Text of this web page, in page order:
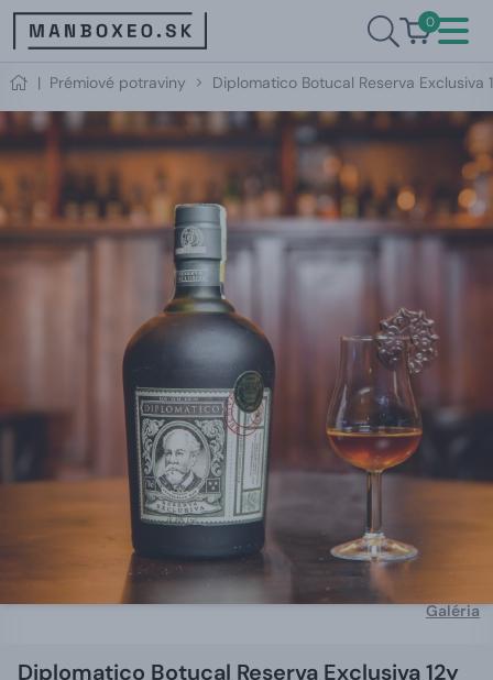
0
| Prémiové potraviny Diplomatico Botucal Reserva Exclusiva
Galéria
Diplomatico Botucal Reserva Exclusiva 12y